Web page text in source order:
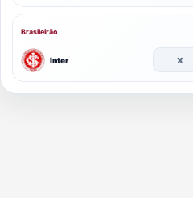
Brasileirão
Inter x